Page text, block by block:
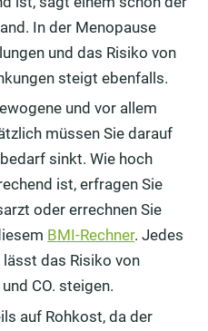
In der Menopause
und das Risiko von
steigt ebenfalls.
und vor allem
müssen Sie darauf
sinkt. Wie hoch
ist, erfragen Sie
oder errechnen Sie
BMI-Rechner. Jedes
das Risiko von
CO. steigen.
auf Rohkost, da der